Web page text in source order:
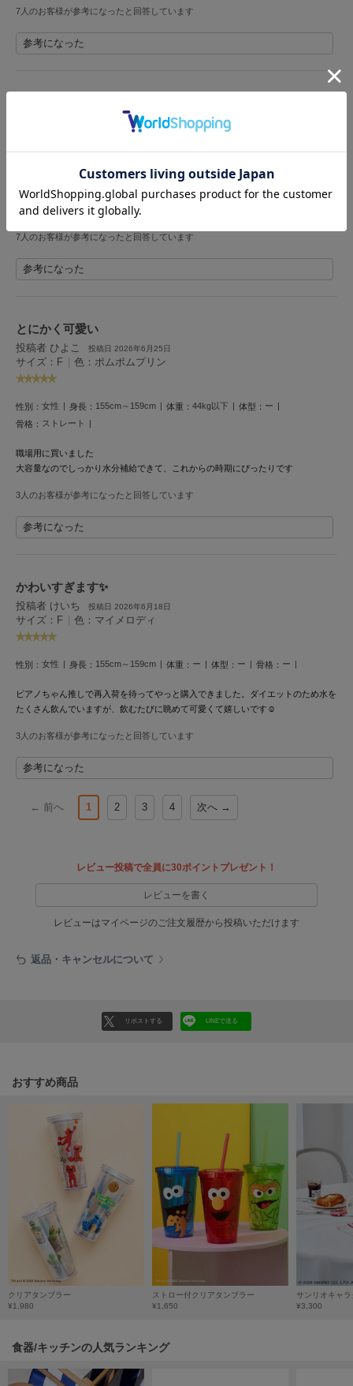
リリーブラウン
リトルユニオン トウキョウ
メイドオブオーガニクス
ミチュ コケット
MIESROHE
ミースロエ
ミーエスミーム
Mila Owen
ミラオーウェン
MOIGE
モワージュ
MUCHA
ミュシャ
NEW Balance
ニューバランス
ネズ
NIKE
ナイキ
NOWNS
ナウンス
null.
ヌル
On
ポローラ
リーボック
SALOMON
sanrio house
SESAME STREET MARKET
7人のお客様が参考になったと回答しています
参考になった
投稿日 2026年6月20日
色：リトルツインスターズ
身長：160cm～164cm 体重：ー 体型：ー 骨格：
北海道ですが､2日で届きました！
7人のお客様が参考になったと回答しています
参考になった
とにかく可愛い
投稿者 ひよこ 投稿日 2026年6月25日
サイズ：F 色：ポムポムプリン
性別： 女性 身長： 155cm～159cm 体重： 44kg以下 体型： ー
骨格： ストレート
職場用に買いました
大容量なのでしっかり水分補給できて、これからの時期にぴったりです
3人のお客様が参考になったと回答しています
参考になった
かわいすぎます✨
投稿者 けいち 投稿日 2026年6月18日
サイズ：F 色：マイメロディ
性別： 女性 身長： 155cm～159cm 体重： ー 体型： ー 骨格： ー
ピアノちゃん推しで再入荷を待ってやっと購入できました。ダイエットのため水を
たくさん飲んでいますが、飲むたびに眺めて可愛くて嬉しいです☺️
3人のお客様が参考になったと回答しています
参考になった
← 前へ 1 2 3 4 次へ →
レビュー投稿で全員に30ポイントプレゼント！
レビューを書く
レビューはマイページのご注文履歴から投稿いただけます
返品・キャンセルについて
リポストする LINEで送る
おすすめ商品
クリアタンブラー
¥1,980
ストロー付クリアタンブラー
¥1,650
¥3,300
食器/キッチンの人気ランキング